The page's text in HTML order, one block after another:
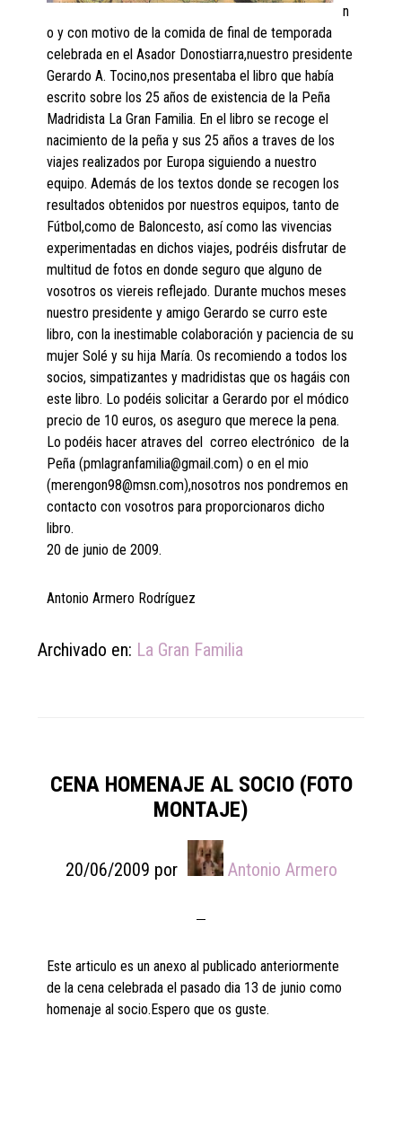
n
o y con motivo de la comida de final de temporada
celebrada en el Asador Donostiarra,nuestro presidente
Gerardo A. Tocino,nos presentaba el libro que había
escrito sobre los 25 años de existencia de la Peña
Madridista La Gran Familia. En el libro se recoge el
nacimiento de la peña y sus 25 años a traves de los
viajes realizados por Europa siguiendo a nuestro
equipo. Además de los textos donde se recogen los
resultados obtenidos por nuestros equipos, tanto de
Fútbol,como de Baloncesto, así como las vivencias
experimentadas en dichos viajes, podréis disfrutar de
multitud de fotos en donde seguro que alguno de
vosotros os viereis reflejado. Durante muchos meses
nuestro presidente y amigo Gerardo se curro este
libro, con la inestimable colaboración y paciencia de su
mujer Solé y su hija María. Os recomiendo a todos los
socios, simpatizantes y madridistas que os hagáis con
este libro. Lo podéis solicitar a Gerardo por el módico
precio de 10 euros, os aseguro que merece la pena.
Lo podéis hacer atraves del correo electrónico de la
Peña (pmlagranfamilia@gmail.com) o en el mio
(merengon98@msn.com),nosotros nos pondremos en
contacto con vosotros para proporcionaros dicho
libro.
20 de junio de 2009.
Antonio Armero Rodríguez
Archivado en: La Gran Familia
CENA HOMENAJE AL SOCIO (FOTO
MONTAJE)
20/06/2009 por Antonio Armero
Este articulo es un anexo al publicado anteriormente
de la cena celebrada el pasado dia 13 de junio como
homenaje al socio.Espero que os guste.